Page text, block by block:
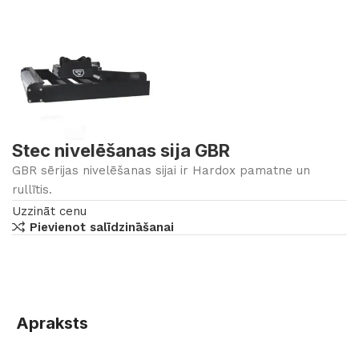
Stec nivelēšanas sija GBR
GBR sērijas nivelēšanas sijai ir Hardox pamatne un
rullītis.
Uzzināt cenu
Pievienot salīdzināšanai
Apraksts